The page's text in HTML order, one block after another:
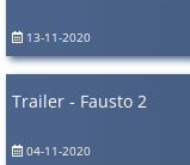
13-11-2020
Trailer - Fausto 2
04-11-2020